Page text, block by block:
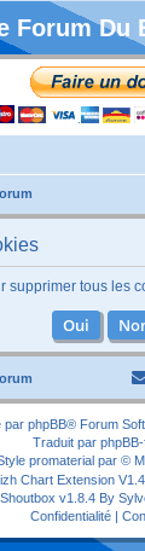
Forum Du
supprimer tous les
par phpBB® Forum
Traduit par
promaterial par ©
Chart Extension
v1.8.4 By
Confidentialité|